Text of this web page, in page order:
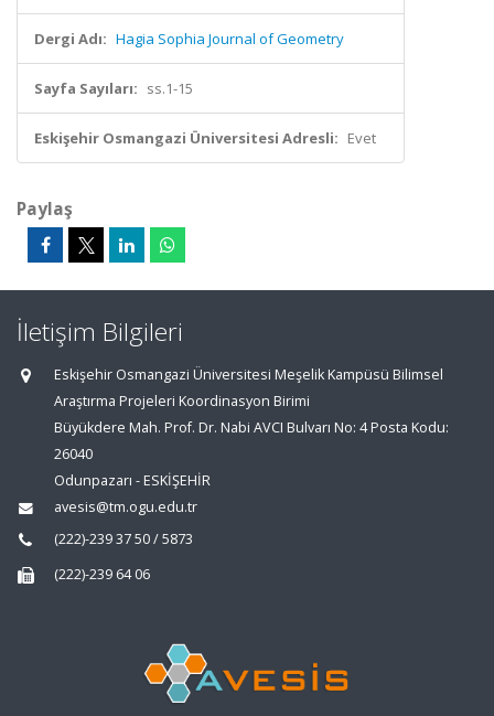
Dergi Adı: Hagia Sophia Journal of Geometry
Sayfa Sayıları: ss.1-15
Eskişehir Osmangazi Üniversitesi Adresli: Evet
Paylaş
İletişim Bilgileri
Eskişehir Osmangazi Üniversitesi Meşelik Kampüsü Bilimsel
Araştırma Projeleri Koordinasyon Birimi
Büyükdere Mah. Prof. Dr. Nabi AVCI Bulvarı No: 4 Posta Kodu:
26040
Odunpazarı - ESKİŞEHİR
avesis@tm.ogu.edu.tr
(222)-239 37 50 / 5873
(222)-239 64 06